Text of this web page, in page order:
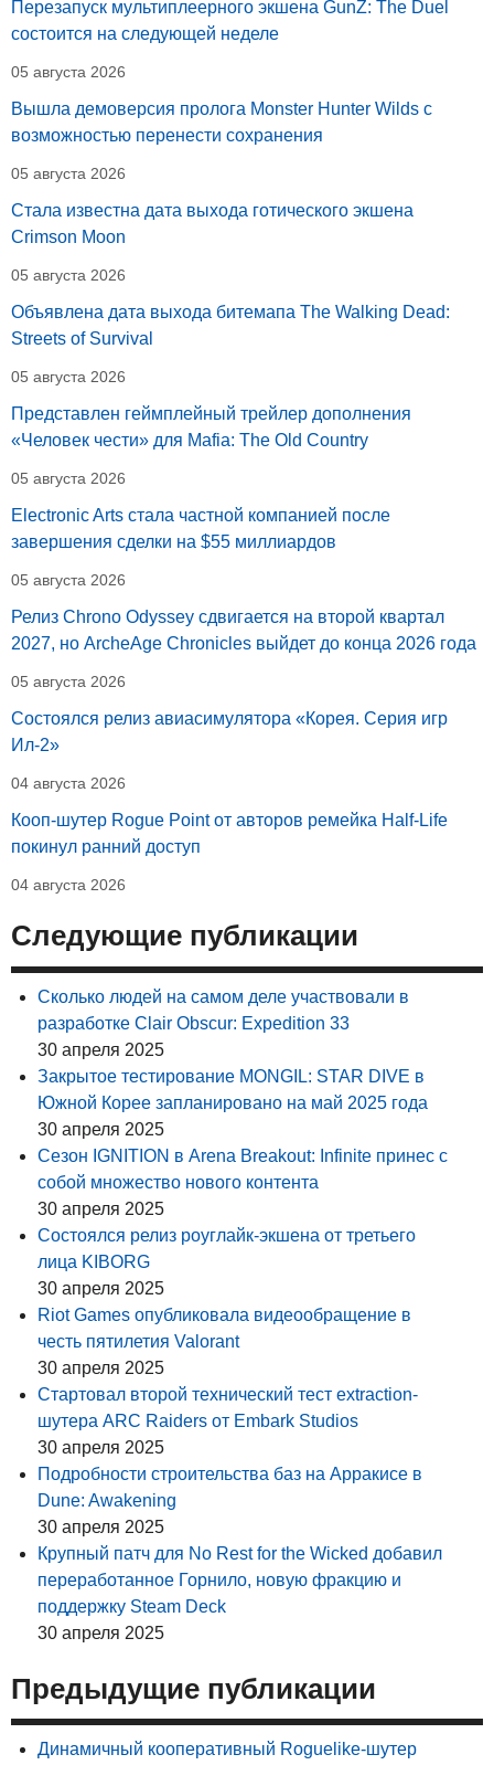
Перезапуск мультиплеерного экшена GunZ: The Duel
состоится на следующей неделе
05 августа 2026
Вышла демоверсия пролога Monster Hunter Wilds с
возможностью перенести сохранения
05 августа 2026
Стала известна дата выхода готического экшена
Crimson Moon
05 августа 2026
Объявлена дата выхода битемапа The Walking Dead:
Streets of Survival
05 августа 2026
Представлен геймплейный трейлер дополнения
«Человек чести» для Mafia: The Old Country
05 августа 2026
Electronic Arts стала частной компанией после
завершения сделки на $55 миллиардов
05 августа 2026
Релиз Chrono Odyssey сдвигается на второй квартал
2027, но ArcheAge Chronicles выйдет до конца 2026 года
05 августа 2026
Состоялся релиз авиасимулятора «Корея. Серия игр
Ил-2»
04 августа 2026
Кооп-шутер Rogue Point от авторов ремейка Half-Life
покинул ранний доступ
04 августа 2026
Следующие публикации
Сколько людей на самом деле участвовали в
разработке Clair Obscur: Expedition 33
30 апреля 2025
Закрытое тестирование MONGIL: STAR DIVE в
Южной Корее запланировано на май 2025 года
30 апреля 2025
Сезон IGNITION в Arena Breakout: Infinite принес с
собой множество нового контента
30 апреля 2025
Состоялся релиз роуглайк-экшена от третьего
лица KIBORG
30 апреля 2025
Riot Games опубликовала видеообращение в
честь пятилетия Valorant
30 апреля 2025
Стартовал второй технический тест extraction-
шутера ARC Raiders от Embark Studios
30 апреля 2025
Подробности строительства баз на Арракисе в
Dune: Awakening
30 апреля 2025
Крупный патч для No Rest for the Wicked добавил
переработанное Горнило, новую фракцию и
поддержку Steam Deck
30 апреля 2025
Предыдущие публикации
Динамичный кооперативный Roguelike-шутер